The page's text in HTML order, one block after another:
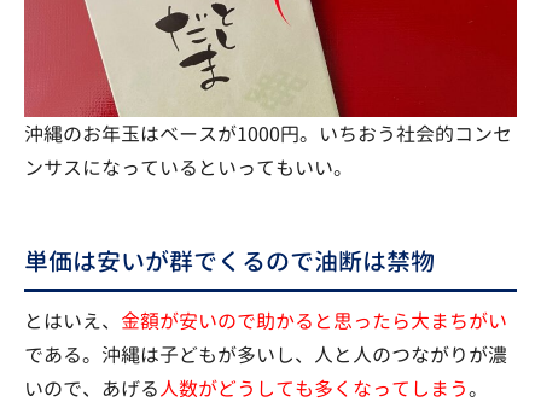
沖縄のお年玉はベースが1000円。いちおう社会的コンセ
ンサスになっているといってもいい。
単価は安いが群でくるので油断は禁物
とはいえ、 金額が安いので助かると思ったら大まちがい
である。沖縄は子どもが多いし、人と人のつながりが濃
いので、あげる人数がどうしても多くなってしまう。